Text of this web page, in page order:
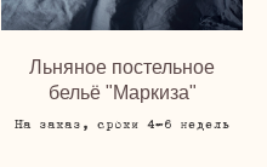
Льняное постельное
бельё "Маркиза"
На заказ, сроки 4-6 недель